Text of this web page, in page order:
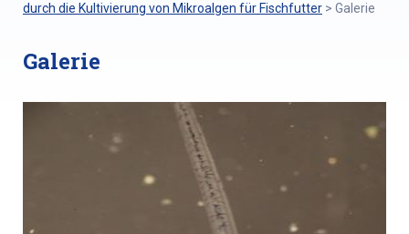
durch die Kultivierung von Mikroalgen für Fischfutter > Galerie
Galerie